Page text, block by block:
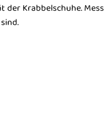
Krabbelschuhe.